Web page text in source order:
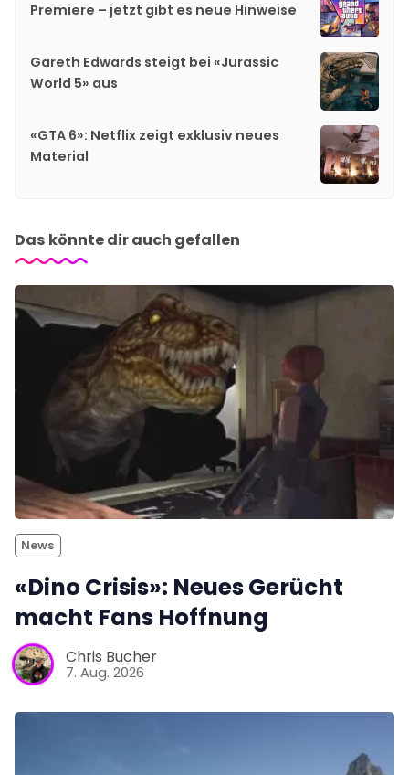
Premiere – jetzt gibt es neue Hinweise
Gareth Edwards steigt bei «Jurassic
World 5» aus
«GTA 6»: Netflix zeigt exklusiv neues
Material
Das könnte dir auch gefallen
News
«Dino Crisis»: Neues Gerücht
macht Fans Hoffnung
Chris Bucher
7. Aug. 2026